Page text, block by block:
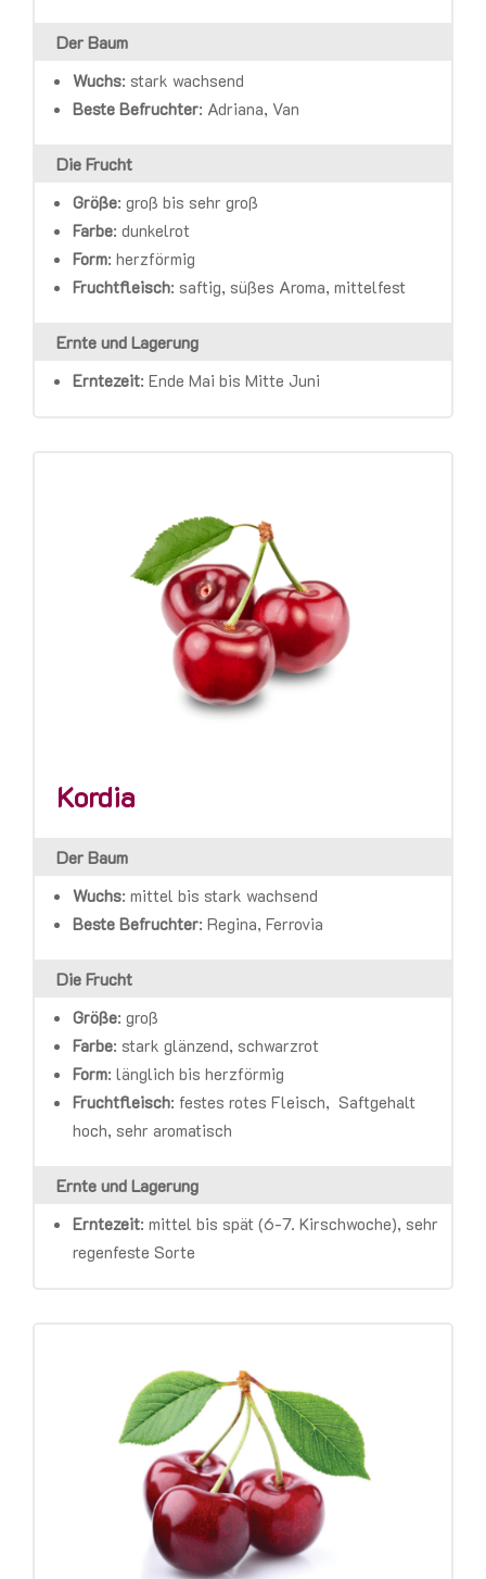
Der Baum
Wuchs: stark wachsend
Beste Befruchter: Adriana, Van
Die Frucht
Größe:groß bis sehr groß
Farbe:dunkelrot
Form: herzförmig
Fruchtfleisch:saftig, süßes Aroma, mittelfest
Ernte und Lagerung
Erntezeit:Ende Mai bis Mitte Juni
Kordia
Der Baum
Wuchs:mittel bis stark wachsend
Beste Befruchter:Regina, Ferrovia
Die Frucht
Größe: groß
Farbe:stark glänzend, schwarzrot
Form:länglich bis herzförmig
Fruchtfleisch: festes rotes Fleisch, Saftgehalt
hoch, sehr aromatisch
Ernte und Lagerung
Erntezeit:mittel bis spät (6-7. Kirschwoche), sehr
regenfeste Sorte